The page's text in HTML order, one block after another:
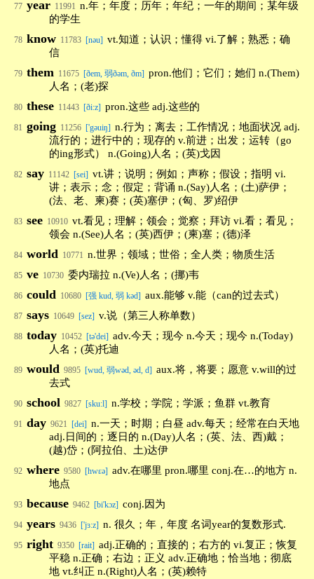
77 year 11991 n.年；年度；历年；年纪；一年的期间；某年级
的学生
78 know 11783 [nəu] vt.知道；认识；懂得 vi.了解；熟悉；确
信
79 them 11675 [ðem, 弱ðəm, ðm] pron.他们；它们；她们 n.(Them)
人名；(老)探
80 these 11443 [ði:z] pron.这些 adj.这些的
81 going 11256 ['gəuiŋ] n.行为；离去；工作情况；地面状况 adj.
流行的；进行中的；现存的 v.前进；出发；运转（go
的ing形式） n.(Going)人名；(英)戈因
82 say 11142 [sei] vt.讲；说明；例如；声称；假设；指明 vi.
讲；表示；念；假定；背诵 n.(Say)人名；(土)萨伊；
(法、老、柬)赛；(英)塞伊；(匈、罗)绍伊
83 see 10910 vt.看见；理解；领会；觉察；拜访 vi.看；看见；
领会 n.(See)人名；(英)西伊；(柬)塞；(德)泽
84 world 10771 n.世界；领域；世俗；全人类；物质生活
85 ve 10730 委内瑞拉 n.(Ve)人名；(挪)韦
86 could 10680 [强 kud, 弱 kəd] aux.能够 v.能（can的过去式）
87 says 10649 [sez] v.说（第三人称单数）
88 today 10452 [tə'dei] adv.今天；现今 n.今天；现今 n.(Today)
人名；(英)托迪
89 would 9895 [wud, 弱wəd, əd, d] aux.将，将要；愿意 v.will的过
去式
90 school 9827 [sku:l] n.学校；学院；学派；鱼群 vt.教育
91 day 9621 [dei] n.一天；时期；白昼 adv.每天；经常在白天地
adj.日间的；逐日的 n.(Day)人名；(英、法、西)戴；
(越)岱；(阿拉伯、土)达伊
92 where 9580 [hwεə] adv.在哪里 pron.哪里 conj.在…的地方 n.
地点
93 because 9462 [bi'kɔz] conj.因为
94 years 9436 ['jɜːz] n. 很久；年，年度 名词year的复数形式.
95 right 9350 [rait] adj.正确的；直接的；右方的 vi.复正；恢复
平稳 n.正确；右边；正义 adv.正确地；恰当地；彻底
地 vt.纠正 n.(Right)人名；(英)赖特